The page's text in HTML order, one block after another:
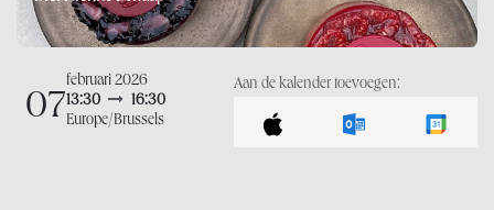
07
februari 2026
13:30
16:30
Europe/Brussels
Aan de kalender toevoegen: